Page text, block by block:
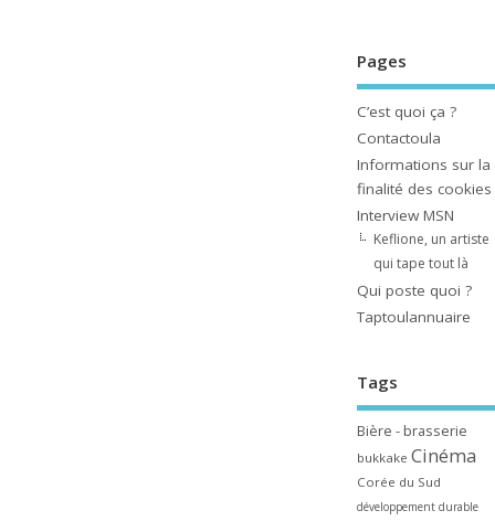
Pages
C’est quoi ça ?
Contactoula
Informations sur la
finalité des cookies
Interview MSN
Keflione, un artiste
qui tape tout là
Qui poste quoi ?
Taptoulannuaire
Tags
Bière - brasserie
bukkake Cinéma
Corée du Sud
développement durable